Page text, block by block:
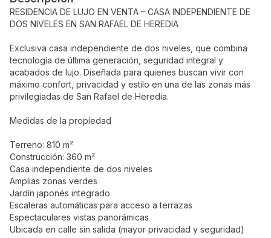
RESIDENCIA DE LUJO EN VENTA – CASA INDEPENDIENTE DE
DOS NIVELES EN SAN RAFAEL DE HEREDIA
Exclusiva casa independiente de dos niveles, que combina
tecnología de última generación, seguridad integral y
acabados de lujo. Diseñada para quienes buscan vivir con
máximo confort, privacidad y estilo en una de las zonas más
privilegiadas de San Rafael de Heredia.
Medidas de la propiedad
Terreno: 810 m²
Construcción: 360 m²
Casa independiente de dos niveles
Amplias zonas verdes
Jardín japonés integrado
Escaleras automáticas para acceso a terrazas
Espectaculares vistas panorámicas
Ubicada en calle sin salida (mayor privacidad y seguridad)